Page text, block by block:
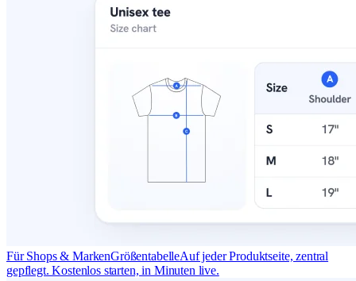
Für Shops & MarkenGrößentabelleAuf jeder Produktseite, zentral
gepflegt. Kostenlos starten, in Minuten live.